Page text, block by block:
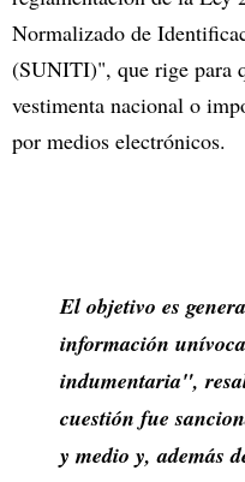
Normalizado de
(SUNITI)", que rige para
vestimenta nacional o
por medios electrónicos.
El objetivo es
información
indumentaria",
cuestión fue
y medio y, además